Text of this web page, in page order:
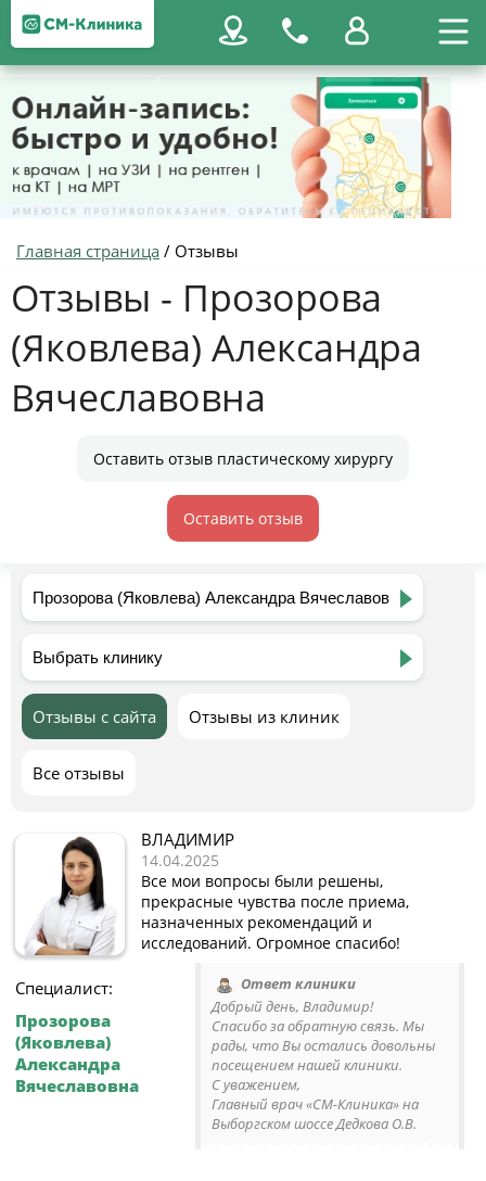
Главная страница / Отзывы
Отзывы - Прозорова
(Яковлева) Александра
Вячеславовна
Оставить отзыв пластическому хирургу
Оставить отзыв
Отзывы с сайта Отзывы из клиник
Все отзывы
Специалист:
Прозорова
(Яковлева)
Александра
Вячеславовна
ВЛАДИМИР
14.04.2025
Все мои вопросы были решены,
прекрасные чувства после приема,
назначенных рекомендаций и
исследований. Огромное спасибо!
Ответ клиники
Добрый день, Владимир!
Спасибо за обратную связь. Мы
рады, что Вы остались довольны
посещением нашей клиники.
С уважением,
Главный врач «СМ-Клиника» на
Выборгском шоссе Дедкова О.В.